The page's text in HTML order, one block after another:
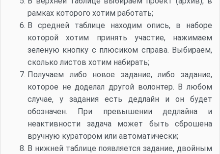
рамках которого хотим работать;
В средней таблице находим опись, в наборе
которой хотим принять участие, нажимаем
зеленую кнопку с плюсиком справа. Выбираем,
сколько листов хотим набирать;
Получаем либо новое задание, либо задание,
которое не доделал другой волонтер. В любом
случае, у задания есть дедлайн и он будет
обозначен. При превышении дедлайна и
неактивности задача может быть сброшена
вручную куратором или автоматически;
В нижней таблице появляется задание, двойным